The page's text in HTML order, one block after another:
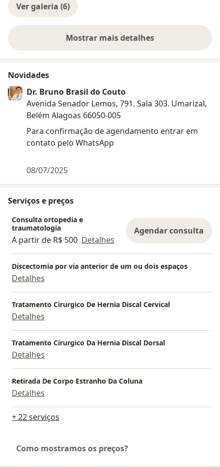
Ver galeria (6)
Mostrar mais detalhes
sobre a experiência
Novidades
Dr. Bruno Brasil do Couto
Avenida Senador Lemos, 791. Sala 303. Umarizal,
Belém Alagoas 66050-005
Para confirmação de agendamento entrar em
contato pelo WhatsApp
08/07/2025
Serviços e preços
Consulta ortopedia e
traumatologia
A partir de R$ 500 Detalhes
Agendar consulta
Discectomia por via anterior de um ou dois espaços
Detalhes
Tratamento Cirurgico De Hernia Discal Cervical
Detalhes
Tratamento Cirurgico Da Hernia Discal Dorsal
Detalhes
Retirada De Corpo Estranho Da Coluna
Detalhes
+ 22 serviços
Como mostramos os preços?